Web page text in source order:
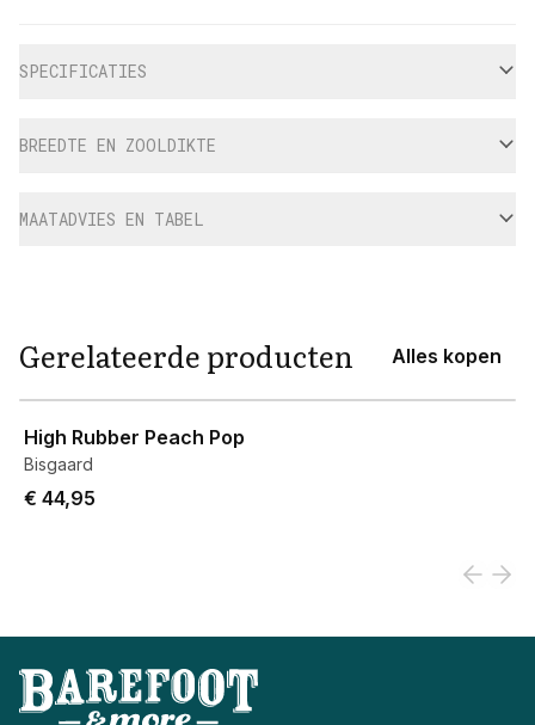
SPECIFICATIES
BREEDTE EN ZOOLDIKTE
MAATADVIES EN TABEL
Gerelateerde producten Alles kopen
High Rubber Peach Pop
Bisgaard
€ 44,95